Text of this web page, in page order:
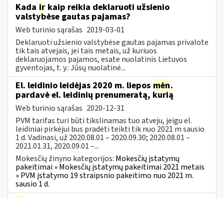
Kada ir kaip reikia deklaruoti užsienio
valstybėse gautas pajamas?
Web turinio sąrašas 2019-03-01
Deklaruoti užsienio valstybėse gautas pajamas privalote
tik tais atvejais, jei tais metais, už kuriuos
deklaruojamos pajamos, esate nuolatinis Lietuvos
gyventojas, t. y.: Jūsų nuolatinė...
El. leidinio leidėjas 2020 m. liepos mėn.
pardavė el. leidinių prenumeratą, kurią
Web turinio sąrašas 2020-12-31
PVM tarifas turi būti tikslinamas tuo atveju, jeigu el.
leidiniai pirkėjui bus pradėti teikti tik nuo 2021 m sausio
1 d. Vadinasi, už 2020.08.01 – 2020.09.30; 2020.08.01 –
2021.01.31, 2020.09.01 –...
Mokesčių žinyno kategorijos: Mokesčių įstatymų
pakeitimai » Mokesčių įstatymų pakeitimai 2021 metais
» PVM įstatymo 19 straipsnio pakeitimo nuo 2021 m.
sausio 1 d.